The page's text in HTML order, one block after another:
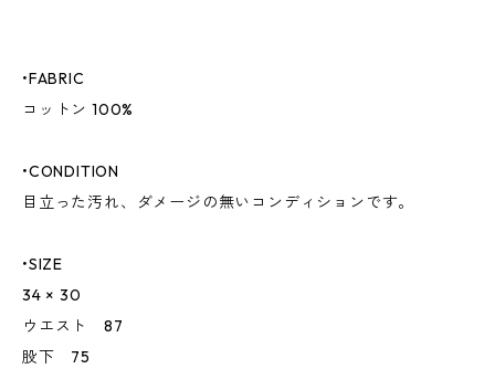
•FABRIC
コットン 100%
•CONDITION
目立った汚れ、ダメージの無いコンディションです。
•SIZE
34 × 30
ウエスト 87
股下 75